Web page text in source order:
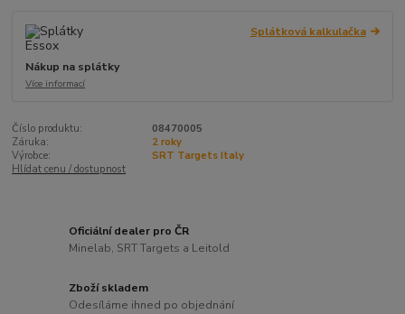
Splátková kalkulačka
Nákup na splátky
Více informací
Číslo produktu:
08470005
Záruka:
2 roky
Výrobce:
SRT Targets Italy
Hlídat cenu / dostupnost
Oficiální dealer pro ČR
Minelab, SRT Targets a Leitold
Zboží skladem
Odesíláme ihned po objednání